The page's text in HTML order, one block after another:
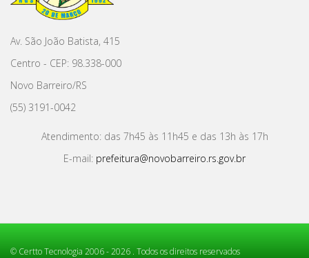
Av. São João Batista, 415
Centro - CEP: 98.338-000
Novo Barreiro/RS
(55) 3191-0042
Atendimento: das 7h45 às 11h45 e das 13h às 17h
E-mail: prefeitura@novobarreiro.rs.gov.br
© Certto Tecnologia 2006 - 2026 . Todos os direitos reservados